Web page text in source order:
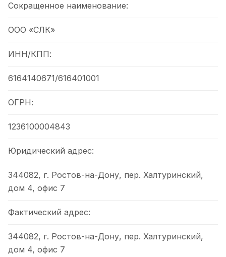
Сокращенное наименование:
ООО «СЛК»
ИНН/КПП:
6164140671/616401001
ОГРН:
1236100004843
Юридический адрес:
344082, г. Ростов-на-Дону, пер. Халтуринский,
дом 4, офис 7
Фактический адрес:
344082, г. Ростов-на-Дону, пер. Халтуринский,
дом 4, офис 7